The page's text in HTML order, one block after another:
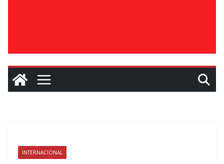
INTERNACIONAL